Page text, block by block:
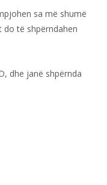
sa më shumë
do të shpërndahen
dhe janë shpërnda